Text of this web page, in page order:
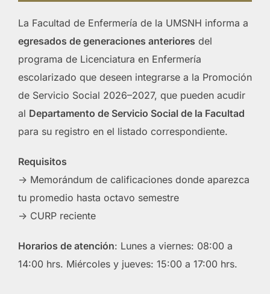
La Facultad de Enfermería de la UMSNH informa a
egresados de generaciones anteriores del
programa de Licenciatura en Enfermería
escolarizado que deseen integrarse a la Promoción
de Servicio Social 2026–2027, que pueden acudir
al Departamento de Servicio Social de la Facultad
para su registro en el listado correspondiente.
Requisitos
-> Memorándum de calificaciones donde aparezca
tu promedio hasta octavo semestre
-> CURP reciente
Horarios de atención: Lunes a viernes: 08:00 a
14:00 hrs. Miércoles y jueves: 15:00 a 17:00 hrs.